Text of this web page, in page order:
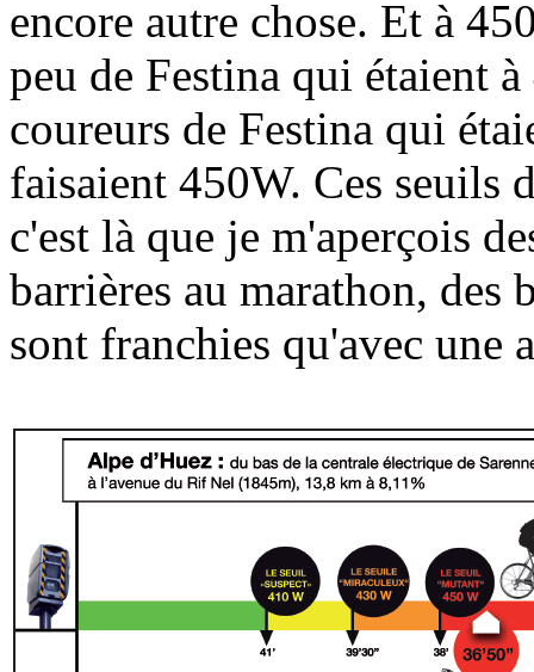
encore autre chose. Et à
peu de Festina qui étaient
coureurs de Festina qui
faisaient 450W. Ces seuils
c'est là que je m'aperçois
barrières au marathon, des
sont franchies qu'avec une